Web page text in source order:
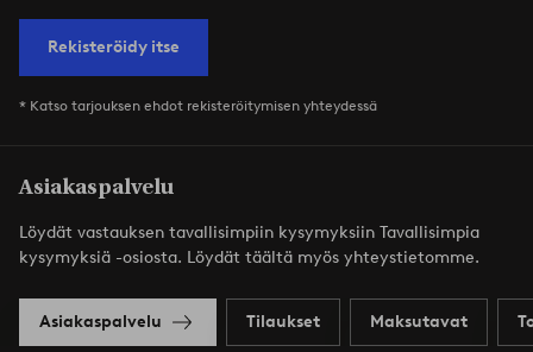
Rekisteröidy itse
* Katso tarjouksen ehdot rekisteröitymisen yhteydessä
Asiakaspalvelu
Löydät vastauksen tavallisimpiin kysymyksiin Tavallisimpia
kysymyksiä -osiosta. Löydät täältä myös yhteystietomme.
Asiakaspalvelu Tilaukset Maksutavat